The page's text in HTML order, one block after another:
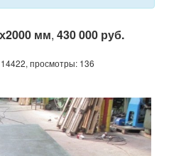
мм, 430 000 руб.
просмотры: 136